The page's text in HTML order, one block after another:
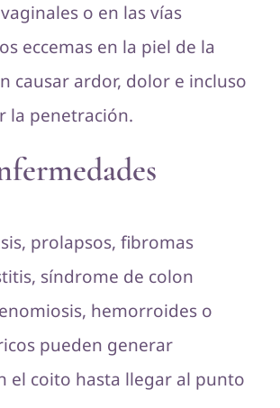
o en las vías
eccemas en la piel de la
causar ardor, dolor e incluso
la penetración.
prolapsos, fibromas
síndrome de colon
hemorroides o
pueden generar
el coito hasta llegar al punto